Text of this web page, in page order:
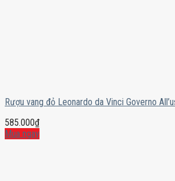
Rượu vang đỏ Leonardo da Vinci Governo
585.000₫
Mua ngay